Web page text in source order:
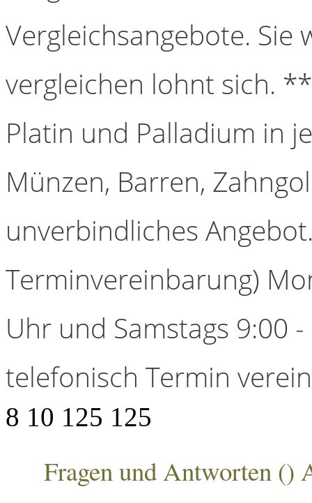
Vergleichsangebote. Sie
vergleichen lohnt sich.
Platin und Palladium in
Münzen, Barren,
unverbindliches
Terminvereinbarung)
Uhr und Samstags 9:00
telefonisch Termin
8 10 125 125
Fragen und Antworten ()